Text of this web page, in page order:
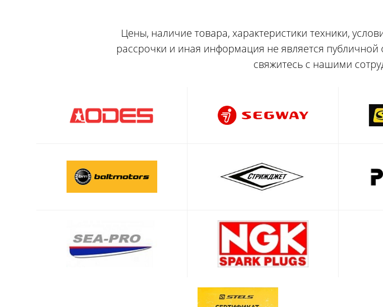
Цены, наличие товара, характеристики техники,
рассрочки и иная информация не является
свяжитесь с нашими